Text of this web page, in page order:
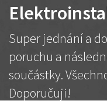
Super jednání a
poruchu a
součástky.
Doporučuji!